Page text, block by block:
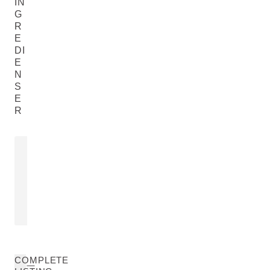
IN
G
R
E
DI
E
N
S
E
R
COMPLETE